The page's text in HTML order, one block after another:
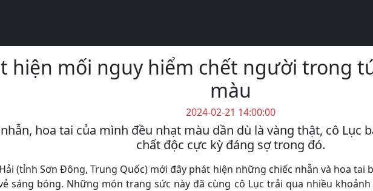
hiện mối nguy hiểm chết người trong
màu
2024-02-21 14:00:00
hoa tai của mình đều nhạt màu dần dù là vàng thật, cô Lục
chất độc cực kỳ đáng sợ trong đó.
(tỉnh Sơn Đông, Trung Quốc) mới đây phát hiện những chiếc nhẫn và hoa
sáng bóng. Những món trang sức này đã cùng cô Lục trải qua nhiều